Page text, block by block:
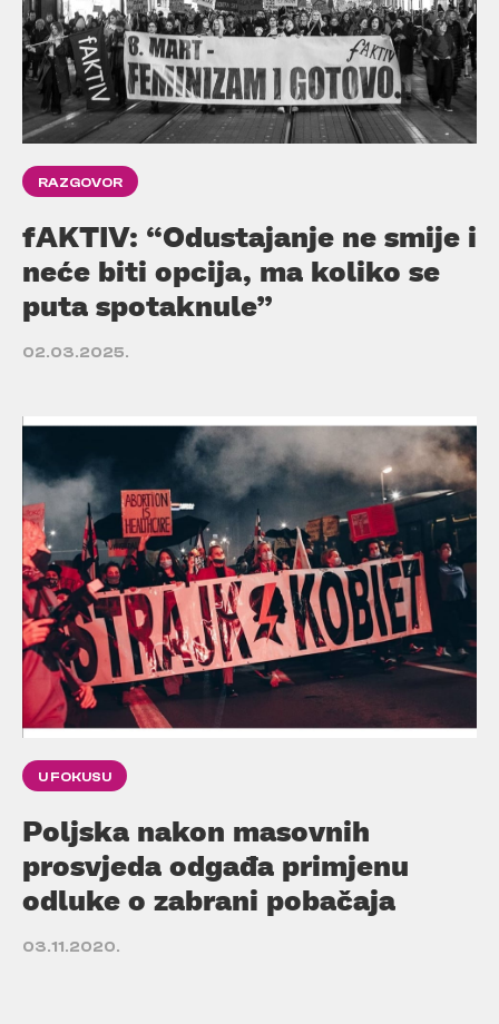
RAZGOVOR
fAKTIV: “Odustajanje ne smije i
neće biti opcija, ma koliko se
puta spotaknule”
02.03.2025.
U FOKUSU
Poljska nakon masovnih
prosvjeda odgađa primjenu
odluke o zabrani pobačaja
03.11.2020.